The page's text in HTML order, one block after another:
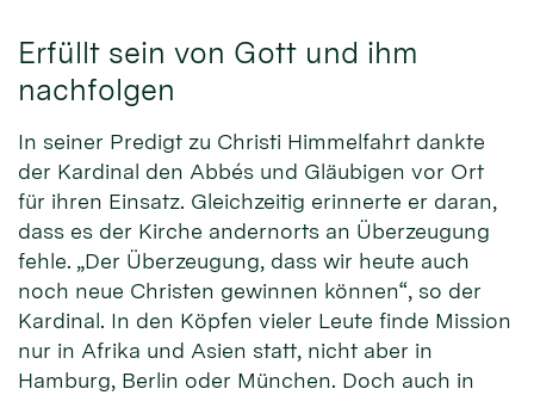
Erfüllt sein von Gott und ihm
nachfolgen
In seiner Predigt zu Christi Himmelfahrt dankte
der Kardinal den Abbés und Gläubigen vor Ort
für ihren Einsatz. Gleichzeitig erinnerte er daran,
dass es der Kirche andernorts an Überzeugung
fehle. „Der Überzeugung, dass wir heute auch
noch neue Christen gewinnen können“, so der
Kardinal. In den Köpfen vieler Leute finde Mission
nur in Afrika und Asien statt, nicht aber in
Hamburg, Berlin oder München. Doch auch in